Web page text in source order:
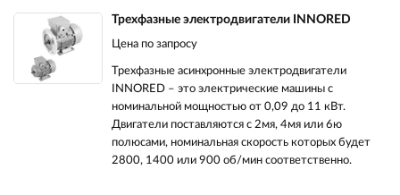
Трехфазные электродвигатели INNORED
Цена по запросу
Трехфазные асинхронные электродвигатели
INNORED – это электрические машины с
номинальной мощностью от 0,09 до 11 кВт.
Двигатели поставляются с 2мя, 4мя или 6ю
полюсами, номинальная скорость которых будет
2800, 1400 или 900 об/мин соответственно.